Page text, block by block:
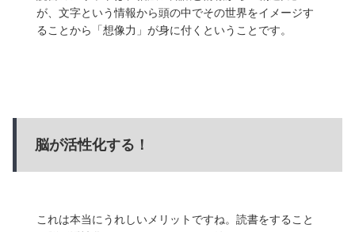
が、 文字という情報から頭の中でその世界をイメージす
ることから「想像力」 が身に付くということです。
脳が活性化する！
これは本当にうれしいメリットですね。読書をすること